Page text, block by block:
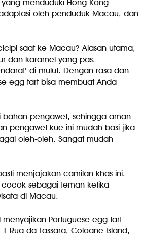
menduduki Hong Kong
oleh penduduk Macau, dan
saat ke Macau? Alasan utama,
dan karamel yang pas.
di mulut. Dengan rasa dan
egg tart bisa membuat Anda
pengawet, sehingga aman
pengawet kue ini mudah basi jika
oleh-oleh. Sangat mudah
menjajakan camilan khas ini.
sebagai teman ketika
di Macau.
Portuguese egg tart
Rua da Tassara, Coloane Island,